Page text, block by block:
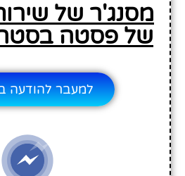
מסנג'ר של
של פסטה בסטה
למעבר להודעה